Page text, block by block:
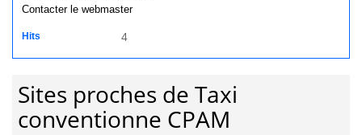
Contacter le webmaster
Hits 4
Sites proches de Taxi
conventionne CPAM